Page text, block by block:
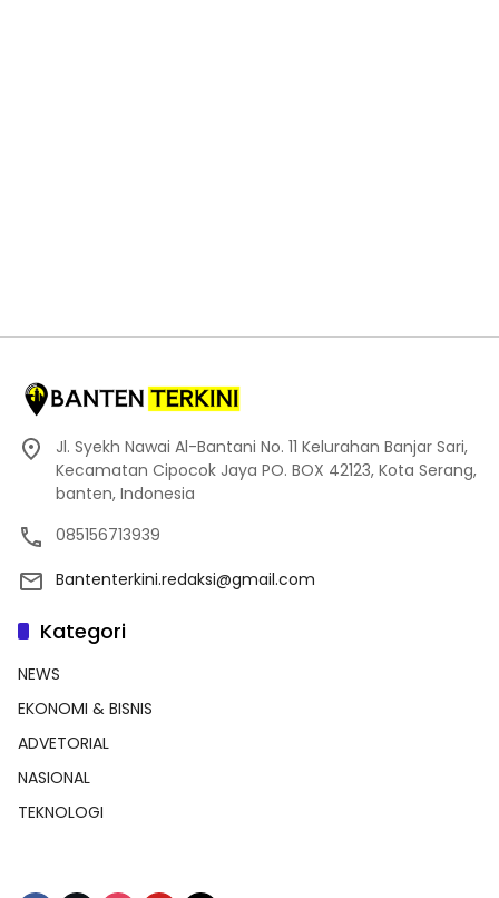
Jl. Syekh Nawai Al-Bantani No. 11 Kelurahan Banjar Sari,
Kecamatan Cipocok Jaya PO. BOX 42123, Kota Serang,
banten, Indonesia
085156713939
Bantenterkini.redaksi@gmail.com
Kategori
NEWS
EKONOMI & BISNIS
ADVETORIAL
NASIONAL
TEKNOLOGI